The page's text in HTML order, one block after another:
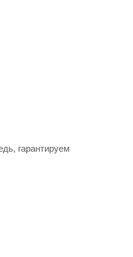
гарантируем